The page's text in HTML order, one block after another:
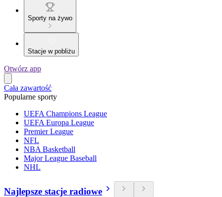
Sporty na żywo
Stacje w pobliżu
Otwórz app
Cała zawartość
Popularne sporty
UEFA Champions League
UEFA Europa League
Premier League
NFL
NBA Basketball
Major League Baseball
NHL
Najlepsze stacje radiowe